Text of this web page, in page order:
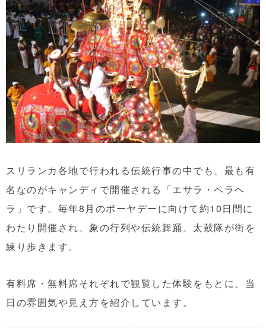
スリランカ各地で行われる伝統行事の中でも、最も有
名なのがキャンディで開催される「エサラ・ペラヘ
ラ」です。毎年8月のポーヤデーに向けて約10日間に
わたり開催され、象の行列や伝統舞踊、太鼓隊が街を
練り歩きます。
有料席・無料席それぞれで観覧した体験をもとに、当
日の雰囲気や見え方を紹介しています。